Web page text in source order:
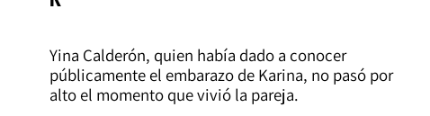
Yina Calderón, quien había dado a conocer
públicamente el embarazo de Karina, no pasó por
alto el momento que vivió la pareja.